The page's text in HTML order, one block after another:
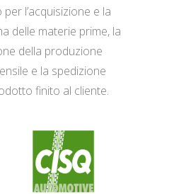
l’acquisizione e la
delle materie prime, la
della produzione
e la spedizione
finito al cliente.